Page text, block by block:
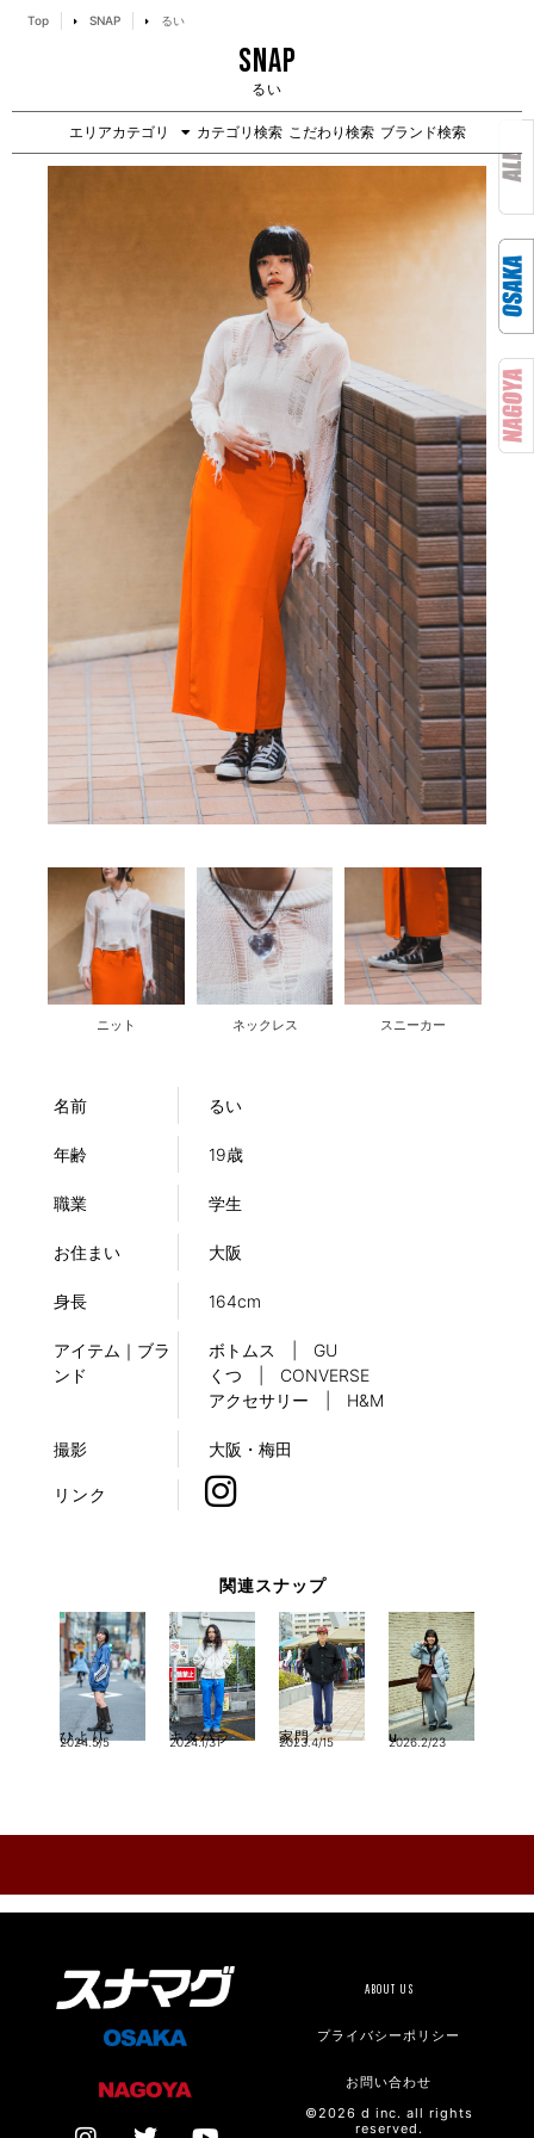
Top SNAP るい
SNAP
るい
エリアカテゴリ カテゴリ検索 こだわり検索 ブランド検索
ニット ネックレス スニーカー
名前 るい
年齢 19歳
職業 学生
お住まい 大阪
身長 164cm
アイテム｜ブラ
ンド
ボトムス | GU
くつ | CONVERSE
アクセサリー | H&M
撮影 大阪・梅田
リンク
関連スナップ
ひより
2024.5/5 キタハラ
2024.1/31 家門
2023.4/15 u
2026.2/23
ABOUT US
プライバシーポリシー
お問い合わせ
©2026 d inc. all rights
reserved.